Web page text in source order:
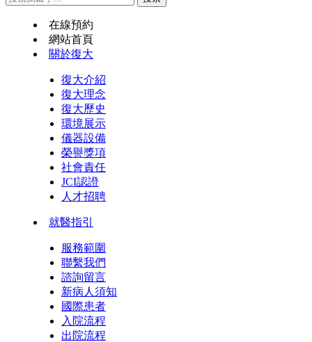
在線預約
網站首頁
關於復大
復大介紹
復大理念
復大歷史
環境展示
儀器設備
榮譽獎項
社會責任
JCI認證
人才招聘
就醫指引
服務範圍
聯繫我們
諮詢留言
新病人須知
國際患者
入院流程
出院流程